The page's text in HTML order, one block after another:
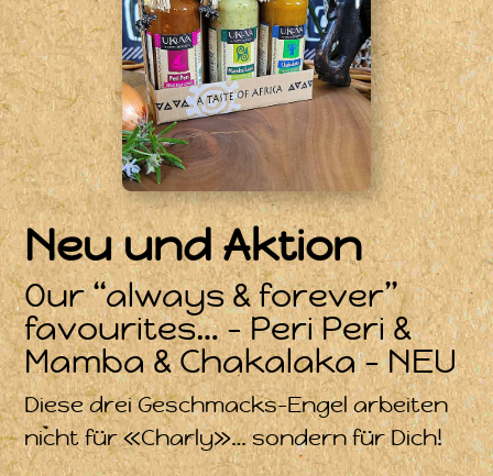
Neu und Aktion
Our “always & forever”
favourites… – Peri Peri &
Mamba & Chakalaka – NEU
Diese drei Geschmacks-Engel arbeiten
nicht für «Charly»… sondern für Dich!